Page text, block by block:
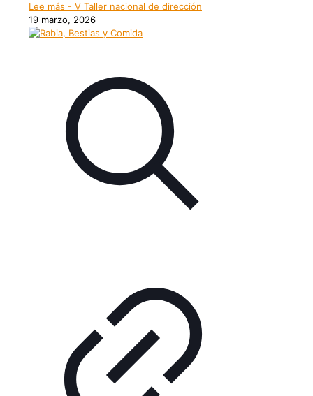
Lee más - V Taller nacional de dirección
19 marzo, 2026